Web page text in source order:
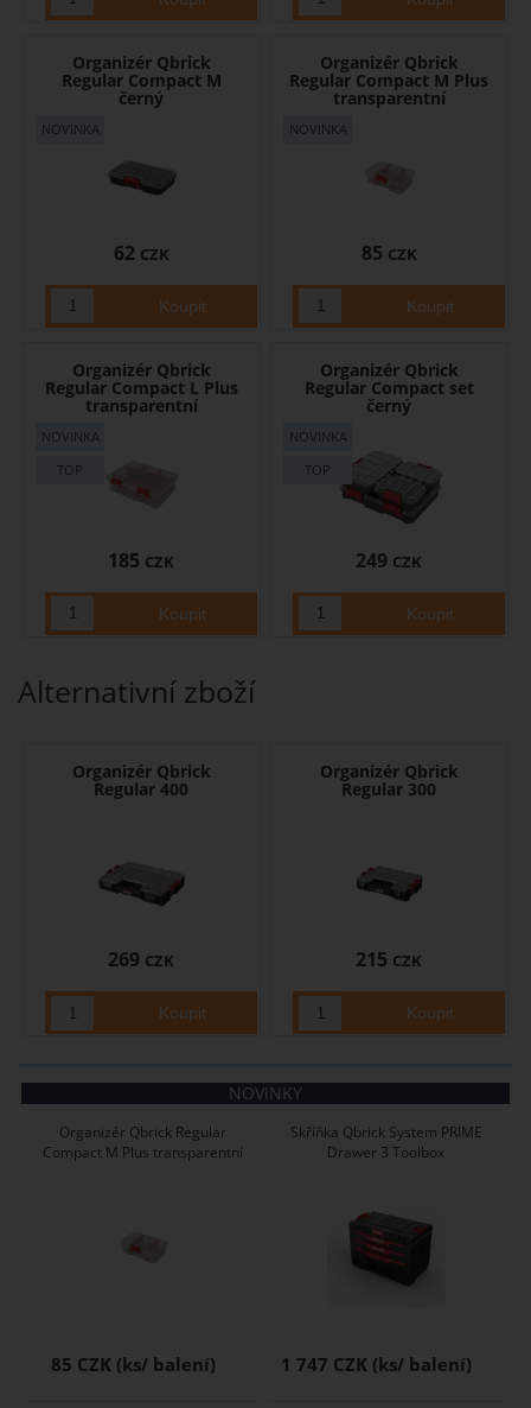
Organizér Qbrick
Regular Compact M
černý
62 CZK
Organizér Qbrick
Regular Compact M Plus
transparentní
85 CZK
Organizér Qbrick
Regular Compact L Plus
transparentní
185 CZK
Organizér Qbrick
Regular Compact set
černý
249 CZK
Alternativní zboží
Organizér Qbrick
Regular 400
269 CZK
Organizér Qbrick
Regular 300
215 CZK
NOVINKY
Organizér Qbrick Regular
Compact M Plus transparentní
85 CZK
Skříňka Qbrick System PRIME
Drawer 3 Toolbox
1 747 CZK